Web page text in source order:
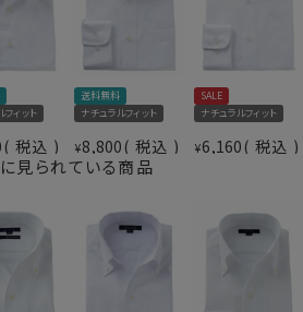
水は短めに設定（1分以内を目安
く、シワも残りにくくなります。
めに取り出し、軽くはたいてシワ
ほぼノーアイロンでご着用いた
干し方により異なります。
した素材です。
カフス
・3L-45･4L-47cm
L-90・LL-90cm
ト
フィット
税込
送料無料
ナチュラルフィット
¥8,800 税込
SALE
ナチュラルフィット
¥6,160 税込
見られている商品